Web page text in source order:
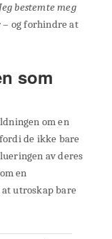
bestemte meg
– og forhindre at
som
om en
de ikke bare
av deres
en
utroskap bare